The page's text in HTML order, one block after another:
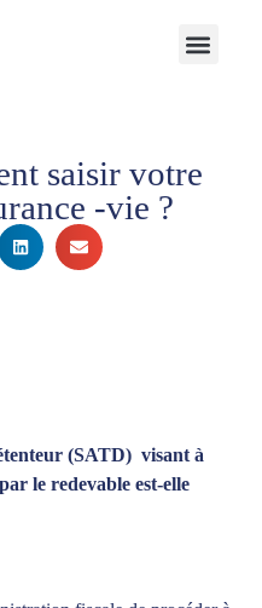
saisir votre
-vie ?
(SATD) visant à
le redevable est-elle